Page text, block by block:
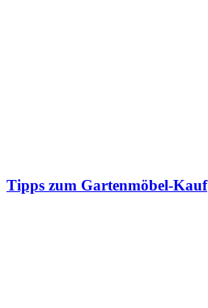
Tipps zum Gartenmöbel-Kauf